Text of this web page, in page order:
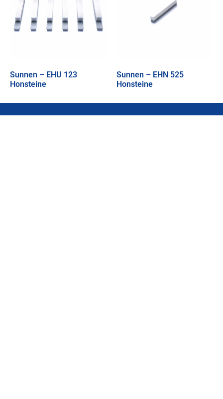
Sunnen – EHU 123
Honsteine
Sunnen – EHN 525
Honsteine